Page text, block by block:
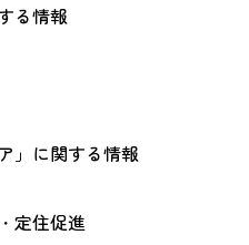
る情報
」に関する情報
定住促進